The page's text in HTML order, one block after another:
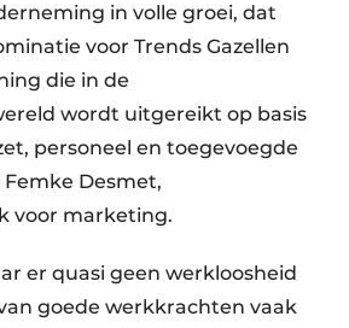
in volle groei, dat
voor Trends Gazellen
die in de
wordt uitgereikt op basis
personeel en toegevoegde
Desmet,
voor marketing.
er quasi geen werkloosheid
goede werkkrachten vaak